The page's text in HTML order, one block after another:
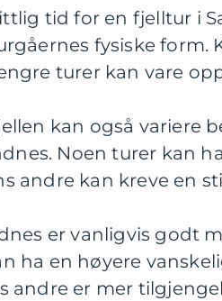
tid for en fjelltur i
fysiske form.
turer kan vare
kan også variere
Noen turer kan
andre kan kreve en
er vanligvis godt
ha en høyere
andre er mer